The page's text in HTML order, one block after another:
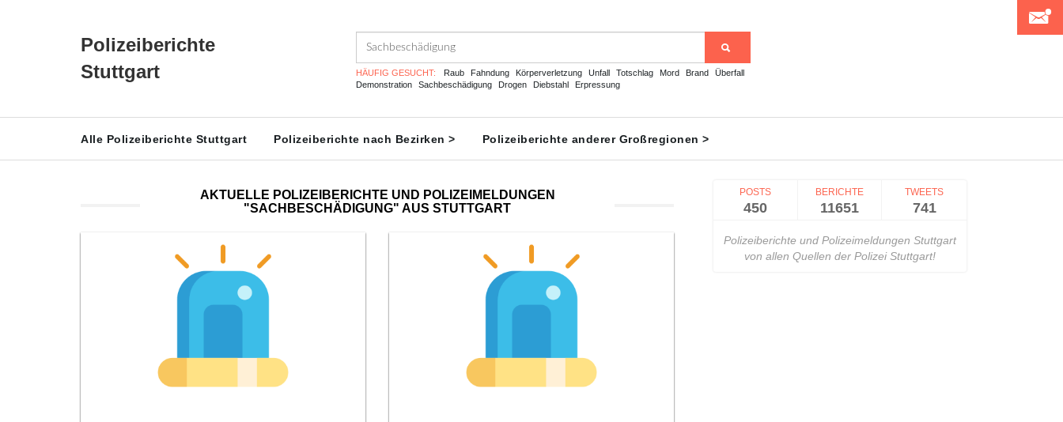
Polizeiberichte
Stuttgart
HÄUFIG GESUCHT: Raub Fahndung Körperverletzung Unfall Totschlag Mord Brand
Überfall
Demonstration
Sachbeschädigung Drogen Diebstahl Erpressung
Alle Polizeiberichte Stuttgart Polizeiberichte nach Bezirken > Polizeiberichte anderer Großregionen >
AKTUELLE POLIZEIBERICHTE UND POLIZEIMELDUNGEN
"SACHBESCHÄDIGUNG" AUS STUTTGART
POSTS
450
BERICHTE
11651
TWEETS
741
Polizeiberichte und Polizeimeldungen Stuttgart
von allen Quellen der Polizei Stuttgart!